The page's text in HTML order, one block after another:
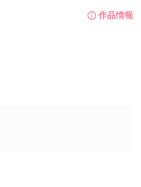
作品情報